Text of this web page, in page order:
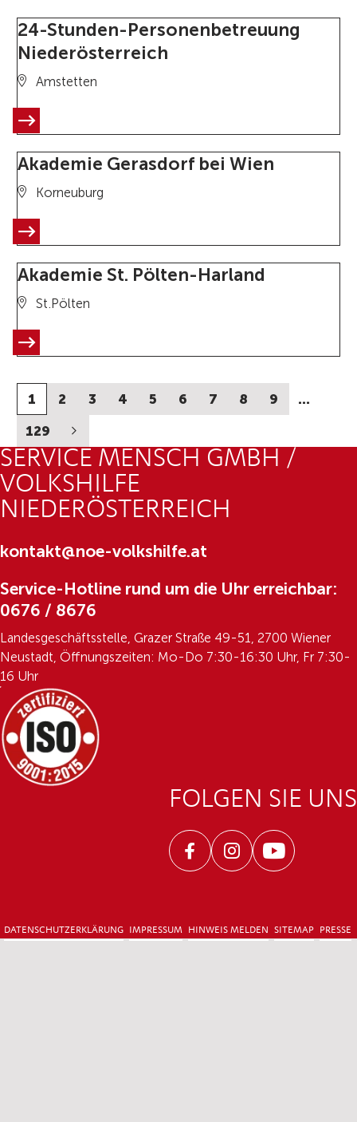
24-Stunden-Personenbetreuung
Niederösterreich
Amstetten
Akademie Gerasdorf bei Wien
Korneuburg
Akademie St. Pölten-Harland
St.Pölten
1 2 3 4 5 6 7 8 9
…
129
SERVICE MENSCH GMBH /
VOLKSHILFE
NIEDERÖSTERREICH
kontakt@noe-volkshilfe.at
Service-Hotline rund um die Uhr erreichbar:
0676 / 8676
Landesgeschäftsstelle, Grazer Straße 49-51, 2700 Wiener
Neustadt, Öffnungszeiten: Mo-Do 7:30-16:30 Uhr, Fr 7:30-
16 Uhr
FOLGEN SIE UNS
FacebookInstagramYoutube
DATENSCHUTZERKLÄRUNG IMPRESSUM HINWEIS MELDEN SITEMAP PRESSE